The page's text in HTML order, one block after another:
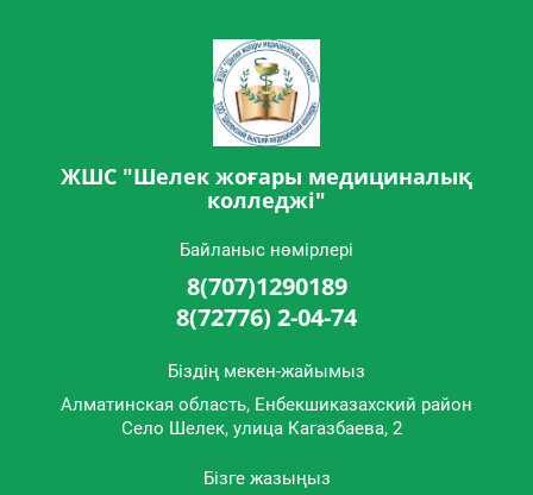
ЖШС "Шелек жоғары медициналық
колледжі"
Байланыс нөмірлері
8(707)1290189
8(72776) 2-04-74
Біздің мекен-жайымыз
Алматинская область, Енбекшиказахский район
Cело Шелек, улица Кагазбаева, 2
Бізге жазыңыз